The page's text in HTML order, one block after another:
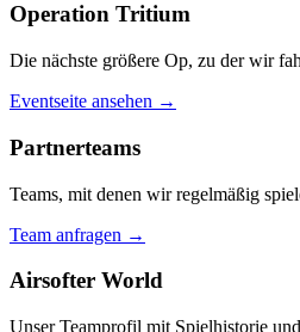
Operation Tritium
Die nächste größere Op, zu der wir
Eventseite ansehen →
Partnerteams
Teams, mit denen wir regelmäßig
Team anfragen →
Airsofter World
Unser Teamprofil mit Spielhistorie